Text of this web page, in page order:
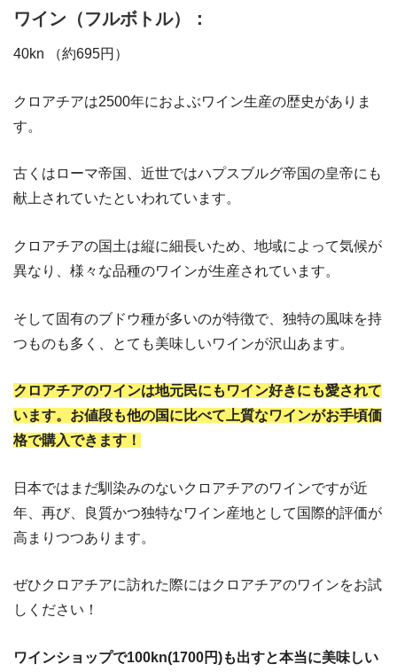
ワイン（フルボトル）：
40kn （約695円）
クロアチアは2500年におよぶワイン生産の歴史がありま
す。
古くはローマ帝国、近世ではハプスブルグ帝国の皇帝にも
献上されていたといわれています。
クロアチアの国土は縦に細長いため、地域によって気候が
異なり、様々な品種のワインが生産されています。
そして固有のブドウ種が多いのが特徴で、独特の風味を持
つものも多く、とても美味しいワインが沢山あます。
クロアチアのワインは地元民にもワイン好きにも愛されて
います。お値段も他の国に比べて上質なワインがお手頃価
格で購入できます！
日本ではまだ馴染みのないクロアチアのワインですが近
年、再び、良質かつ独特なワイン産地として国際的評価が
高まりつつあります。
ぜひクロアチアに訪れた際にはクロアチアのワインをお試
しください！
ワインショップで100kn(1700円)も出すと本当に美味しい